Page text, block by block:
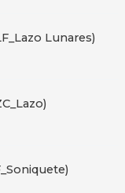
Lunares)